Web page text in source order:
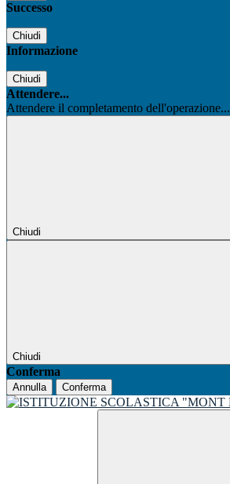
Successo
Chiudi
Informazione
Chiudi
Attendere...
Attendere il completamento dell'operazione...
Chiudi
Chiudi
Conferma
Annulla Conferma